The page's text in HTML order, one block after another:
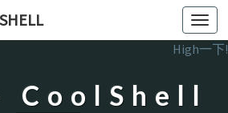
High一下!
CoolShell